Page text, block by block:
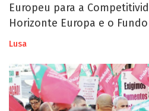
Europeu para a
Horizonte Europa e o
Lusa